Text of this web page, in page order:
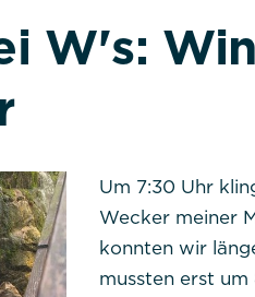
W's:
Um 7:30 Uhr
Wecker meiner
konnten wir
mussten erst